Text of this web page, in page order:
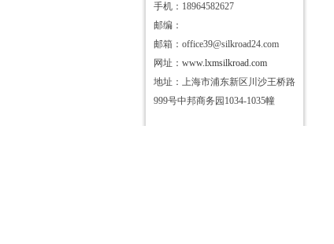
手机：18964582627
邮编：
邮箱：office39@silkroad24.com
网址： www.lxmsilkroad.com
地址：上海市浦东新区川沙王桥路
999号中邦商务园1034-1035幢